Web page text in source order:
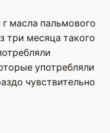
г масла пальмового
три месяца такого
употребляли
чувствительно